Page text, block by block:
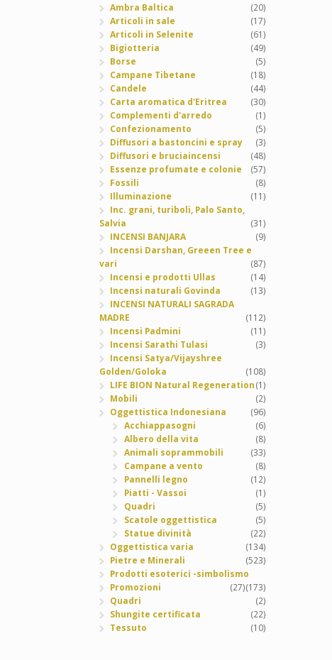
Ambra Baltica
(20)
Articoli in sale
(17)
Articoli in Selenite
(61)
Bigiotteria
(49)
Borse
(5)
Campane Tibetane
(18)
Candele
(44)
Carta aromatica d'Eritrea
(30)
Complementi d'arredo
(1)
Confezionamento
(5)
Diffusori a bastoncini e spray
(3)
Diffusori e bruciaincensi
(48)
Essenze profumate e colonie
(57)
Fossili
(8)
Illuminazione
(11)
Inc. grani, turiboli, Palo Santo,
Salvia
(31)
INCENSI BANJARA
(9)
Incensi Darshan, Greeen Tree e
vari
(87)
Incensi e prodotti Ullas
(14)
Incensi naturali Govinda
(13)
INCENSI NATURALI SAGRADA
MADRE
(112)
Incensi Padmini
(11)
Incensi Sarathi Tulasi
(3)
Incensi Satya/Vijayshree
Golden/Goloka
(108)
LIFE BION Natural Regeneration(1)
Mobili
(2)
Oggettistica Indonesiana
(96)
Acchiappasogni
(6)
Albero della vita
(8)
Animali soprammobili
(33)
Campane a vento
(8)
Pannelli legno
(12)
Piatti - Vassoi
(1)
Quadri
(5)
Scatole oggettistica
(5)
Statue divinità
(22)
Oggettistica varia
(134)
Pietre e Minerali
(523)
Prodotti esoterici -simbolismo
(173)
Promozioni
(27)
Quadri
(2)
Shungite certificata
(22)
Tessuto
(10)